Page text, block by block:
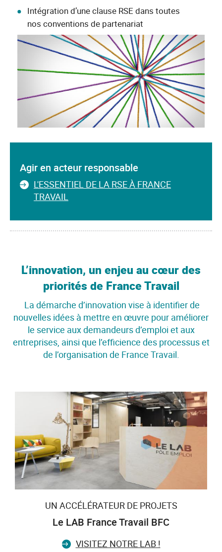
Intégration d’une clause RSE dans toutes
nos conventions de partenariat
Agir en acteur responsable
L'ESSENTIEL DE LA RSE À FRANCE
TRAVAIL
L’innovation, un enjeu au cœur des
priorités de France Travail
La démarche d’innovation vise à identifier de
nouvelles idées à mettre en œuvre pour améliorer
le service aux demandeurs d’emploi et aux
entreprises, ainsi que l’efficience des processus et
de l’organisation de France Travail.
UN ACCÉLÉRATEUR DE PROJETS
Le LAB France Travail BFC
VISITEZ NOTRE LAB !